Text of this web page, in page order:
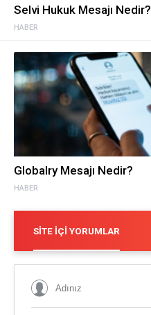
HABER
Selvi Hukuk Mesajı Nedir?
HABER
Globalry Mesajı Nedir?
SITE İÇI YORUMLAR